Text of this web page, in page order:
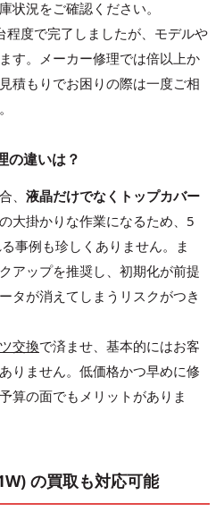
状況をご確認ください。
度で完了しましたが、モデルや
す。メーカー修理では倍以上か
積もりでお困りの際は一度ご相
の違いは？
、 液晶だけでなくトップカバー
大掛かりな作業になるため、5
事例も珍しくありません。ま
アップを推奨し、初期化が前提
タが消えてしまうリスクがつき
交換で済ませ、基本的にはお客
りません。低価格かつ早めに修
算の面でもメリットがありま
の買取も対応可能